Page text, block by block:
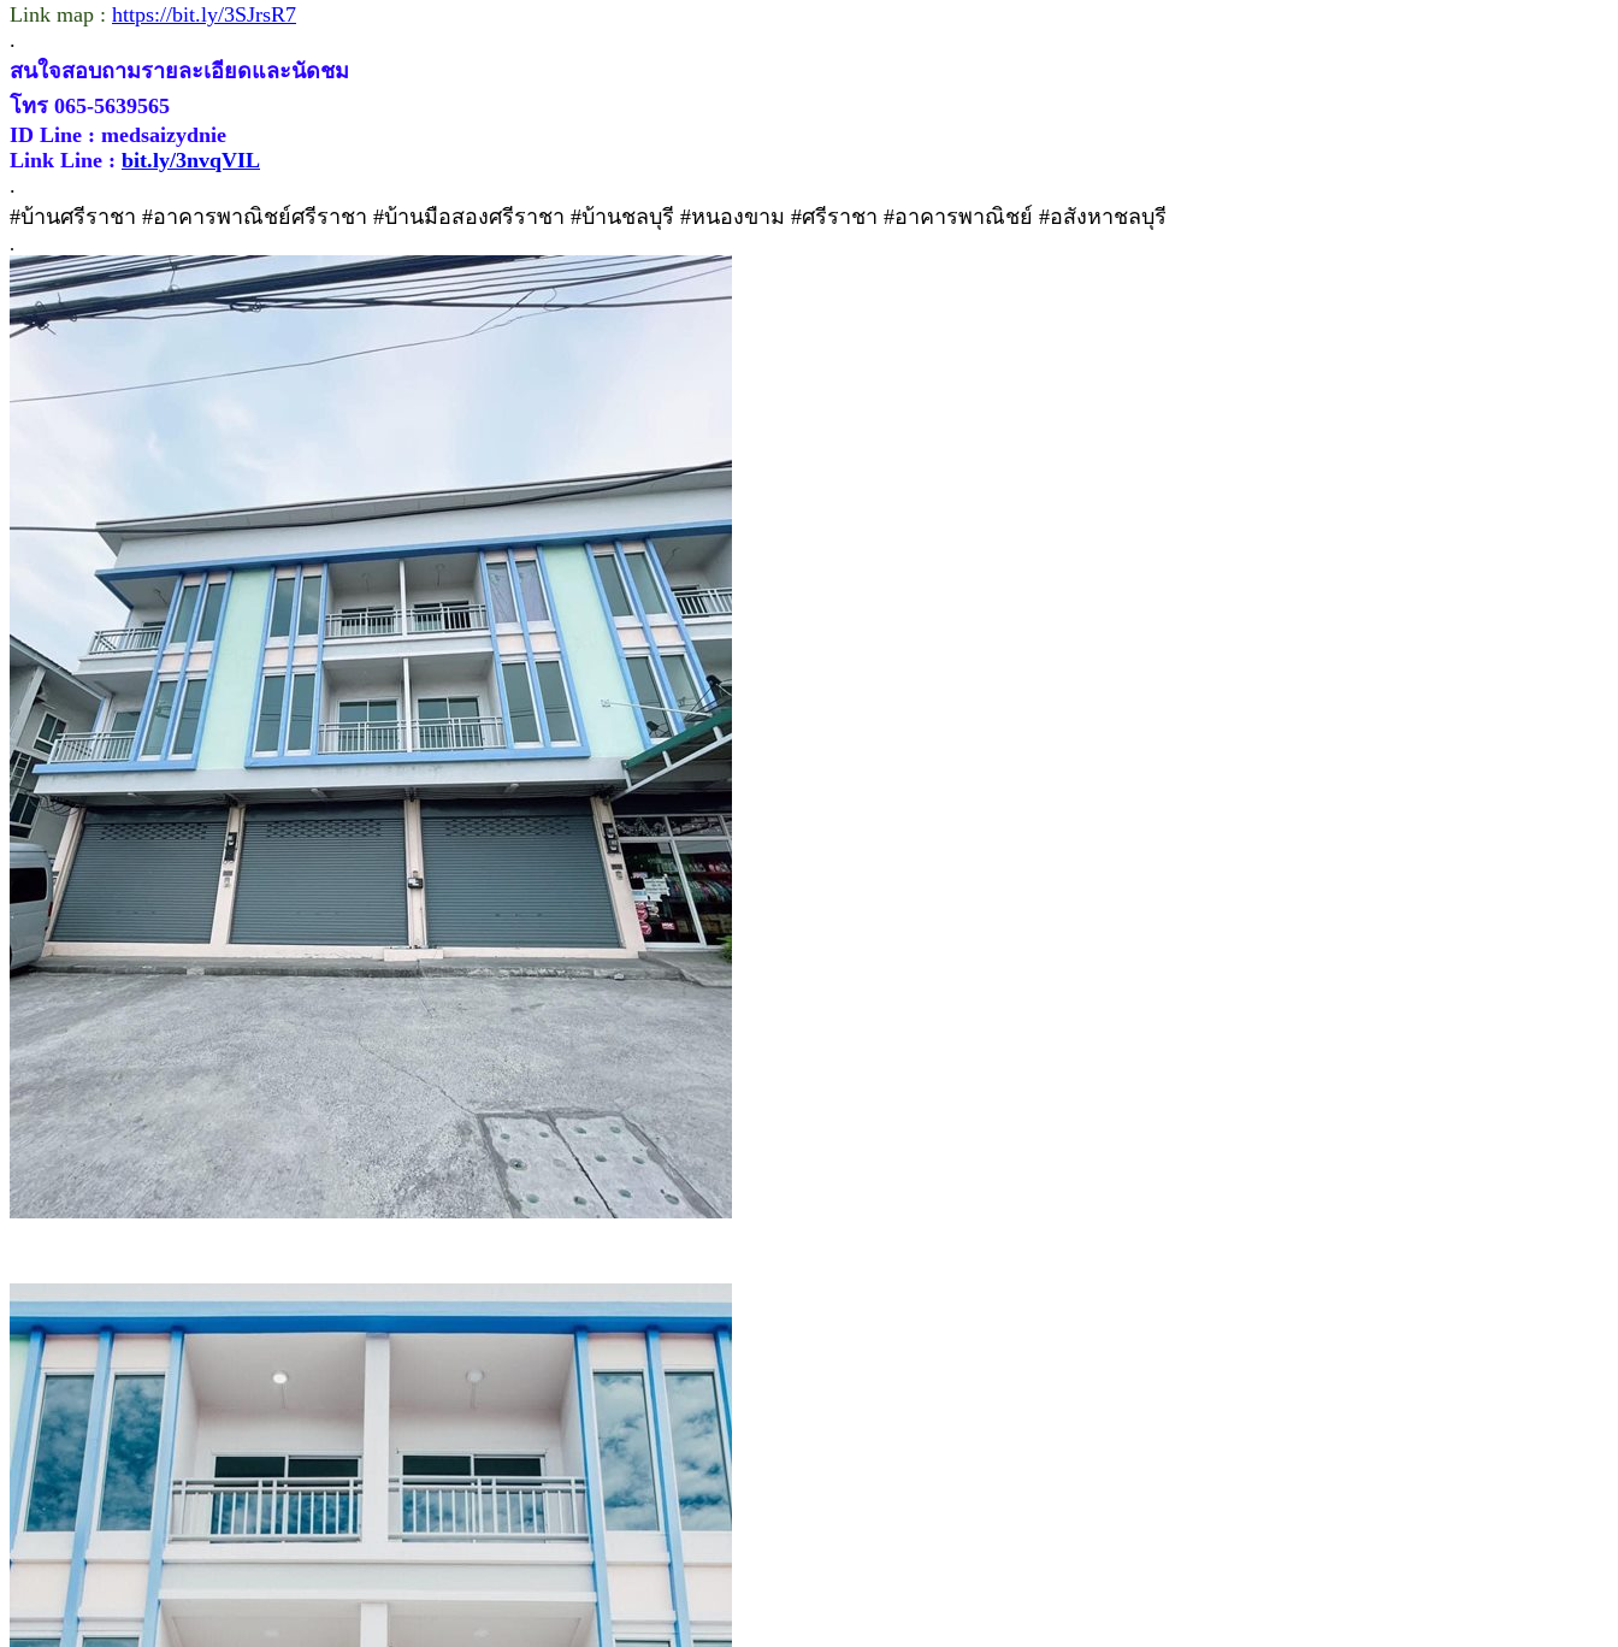
Link map : https://bit.ly/3SJrsR7
.
สนใจสอบถามรายละเอียดและนัดชม
โทร 065-5639565
ID Line : medsaizydnie
Link Line : bit.ly/3nvqVIL
.
#บ้านศรีราชา #อาคารพาณิชย์ศรีราชา #บ้านมือสองศรีราชา #บ้านชลบุรี #หนองขาม #ศรีราชา #อาคารพาณิชย์ #อสังหาชลบุรี
.